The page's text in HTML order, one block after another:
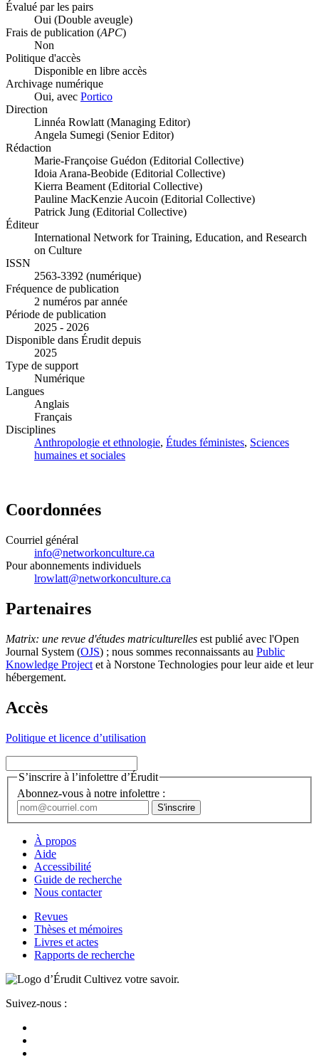
Évalué par les pairs
Oui (Double aveugle)
Frais de publication (APC)
Non
Politique d'accès
Disponible en libre accès
Archivage numérique
Oui, avec Portico
Direction
Linnéa Rowlatt (Managing Editor)
Angela Sumegi (Senior Editor)
Rédaction
Marie-Françoise Guédon (Editorial Collective)
Idoia Arana-Beobide (Editorial Collective)
Kierra Beament (Editorial Collective)
Pauline MacKenzie Aucoin (Editorial Collective)
Patrick Jung (Editorial Collective)
Éditeur
International Network for Training, Education, and Research
on Culture
ISSN
2563-3392 (numérique)
Fréquence de publication
2 numéros par année
Période de publication
2025 - 2026
Disponible dans Érudit depuis
2025
Type de support
Numérique
Langues
Anglais
Français
Disciplines
Anthropologie et ethnologie, Études féministes, Sciences
humaines et sociales
Coordonnées
Courriel général
info@networkonculture.ca
Pour abonnements individuels
lrowlatt@networkonculture.ca
Partenaires
Matrix: une revue d'études matriculturelles est publié avec l'Open
Journal System (OJS) ; nous sommes reconnaissants au Public
Knowledge Project et à Norstone Technologies pour leur aide et leur
hébergement.
Accès
Politique et licence d’utilisation
S’inscrire à l’infolettre d’Érudit
Abonnez-vous à notre infolettre :
À propos
Aide
Accessibilité
Guide de recherche
Nous contacter
Revues
Thèses et mémoires
Livres et actes
Rapports de recherche
Cultivez votre savoir.
Suivez-nous :